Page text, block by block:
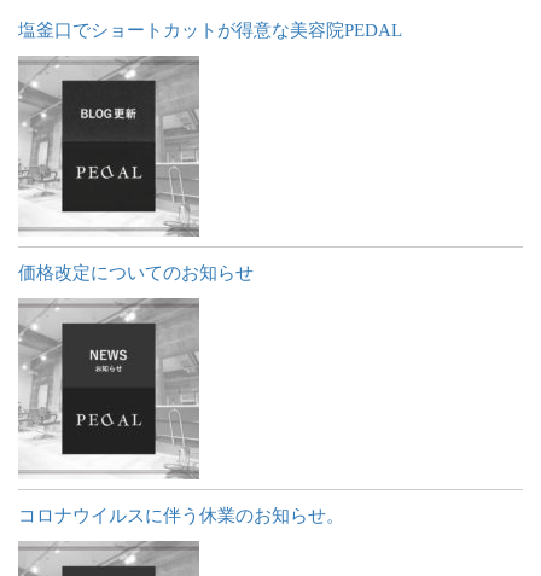
塩釜口でショートカットが得意な美容院PEDAL
価格改定についてのお知らせ
コロナウイルスに伴う休業のお知らせ。